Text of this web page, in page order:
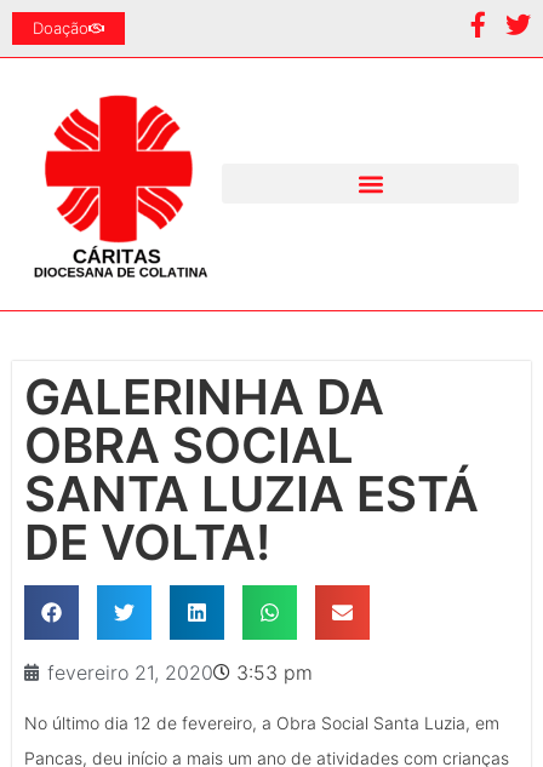
Doação
GALERINHA DA
OBRA SOCIAL
SANTA LUZIA ESTÁ
DE VOLTA!
fevereiro 21, 2020 3:53 pm
No último dia 12 de fevereiro, a Obra Social Santa Luzia, em
Pancas, deu início a mais um ano de atividades com crianças